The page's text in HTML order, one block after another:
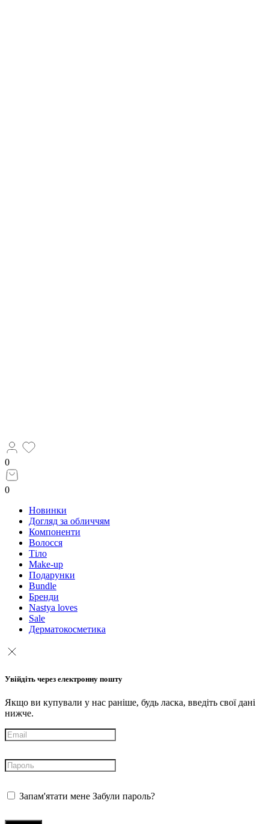
0
0
Новинки
Догляд за обличчям
Компоненти
Волосся
Тіло
Make-up
Подарунки
Bundle
Бренди
Nastya loves
Sale
Дерматокосметика
Увійдіть через електронну пошту
Якщо ви купували у нас раніше, будь ласка, введіть свої дані
нижче.
Запам'ятати мене Забули пароль?